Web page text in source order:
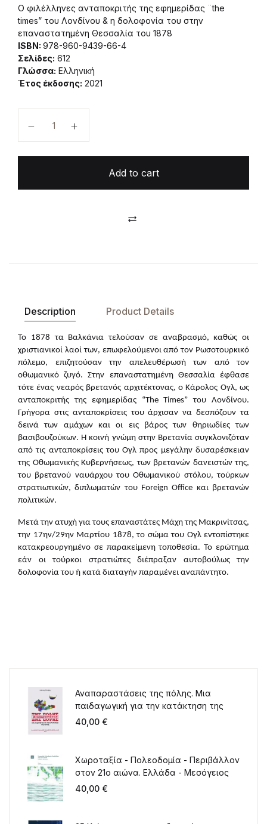
Ο φιλέλληνες ανταποκριτής της εφημερίδας ¨the
times” του Λονδίνου & η δολοφονία του στην
επαναστατημένη Θεσσαλία του 1878
ISBN: 978-960-9439-66-4
Σελίδες: 612
Γλώσσα: Ελληνική
Έτος έκδοσης: 2021
Add to cart
Description Product Details
Το 1878 τα Βαλκάνια τελούσαν σε αναβρασμό, καθώς οι
χριστιανικοί λαοί των, επωφελούμενοι από τον Ρωσοτουρκικό
πόλεμο, επιζητούσαν την απελευθέρωσή των από τον
οθωμανικό ζυγό. Στην επαναστατημένη Θεσσαλία έφθασε
τότε ένας νεαρός βρετανός αρχιτέκτονας, ο Κάρολος Ογλ, ως
ανταποκριτής της εφημερίδας “The Times” του Λονδίνου.
Γρήγορα στις ανταποκρίσεις του άρχισαν να δεσπόζουν τα
δεινά των αμάχων και οι εις βάρος των θηριωδίες των
βασιβουζούκων. Η κοινή γνώμη στην Βρετανία συγκλονιζόταν
από τις ανταποκρίσεις του Ογλ προς μεγάλην δυσαρέσκειαν
της Οθωμανικής Κυβερνήσεως, των βρετανών δανειστών της,
του βρετανού ναυάρχου του Οθωμανικού στόλου, τούρκων
στρατιωτικών, διπλωματών του Foreign Office και βρετανών
πολιτικών.
Μετά την ατυχή για τους επαναστάτες Μάχη της Μακρινίτσας,
την 17ην/29ην Μαρτίου 1878, το σώμα του Ογλ εντοπίστηκε
κατακρεουργημένο σε παρακείμενη τοποθεσία. Το ερώτημα
εάν οι τούρκοι στρατιώτες διέπραξαν αυτοβούλως την
δολοφονία του ή κατά διαταγήν παραμένει αναπάντητο.
Αναπαραστάσεις της πόλης. Μια
παιδαγωγική για την κατάκτηση της
πόλης
40,00 €
Χωροταξία - Πολεοδομία - Περιβάλλον
στον 21ο αιώνα. Ελλάδα - Μεσόγειος
40,00 €